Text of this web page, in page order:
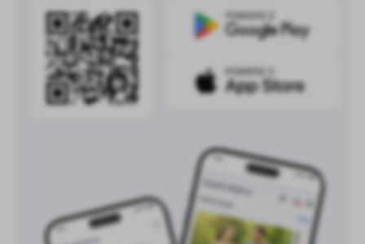
treści w postaci wiadomości, ofert, komunikatów mediów
społecznościowych.